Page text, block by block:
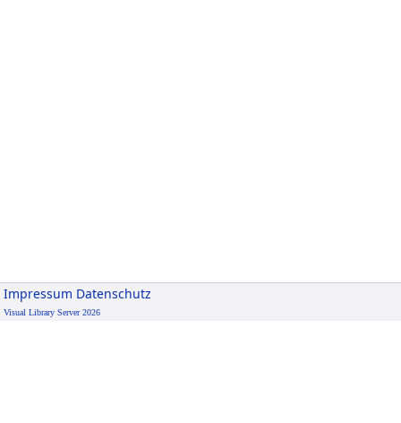
Impressum Datenschutz
Visual Library Server 2026